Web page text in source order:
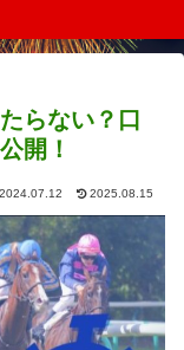
らない？口
開！
2024.07.12 2025.08.15